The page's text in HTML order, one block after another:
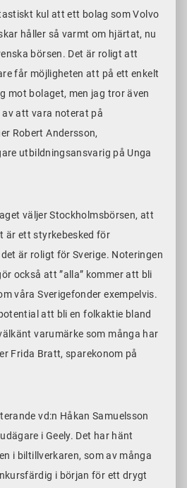
kul att ett bolag som Volvo
håller så varmt om hjärtat, nu
börsen. Det är roligt att
får möjligheten att på ett enkelt
mot bolaget, men jag tror även
att vara noterat på
Robert Andersson,
utbildningsansvarig på Unga
väljer Stockholmsbörsen, att
är ett styrkebesked för
är roligt för Sverige. Noteringen
också att ”alla” kommer att bli
våra Sverigefonder exempelvis.
att bli en folkaktie bland
varumärke som många har
Frida Bratt, sparekonom på
vd:n Håkan Samuelsson
i Geely. Det har hänt
i biltillverkaren, som av många
i början för ett drygt